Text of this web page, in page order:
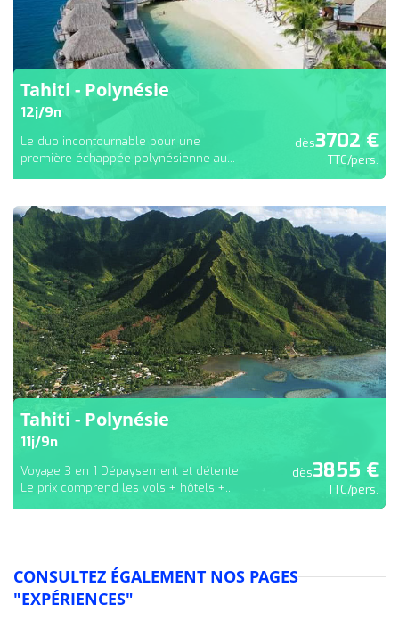
Tahiti - Polynésie
12j/9n
Le duo incontournable pour une
première échappée polynésienne au...
dès3702 €
TTC/pers.
Tahiti - Polynésie
11j/9n
Voyage 3 en 1 Dépaysement et détente
Le prix comprend les vols + hôtels +...
dès3855 €
TTC/pers.
CONSULTEZ ÉGALEMENT NOS PAGES
"EXPÉRIENCES"